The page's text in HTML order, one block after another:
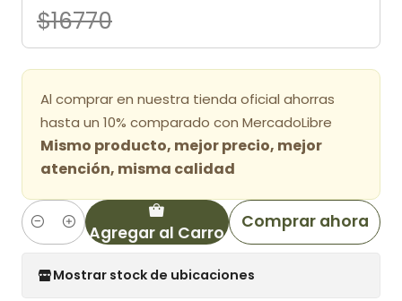
$16770
Al comprar en nuestra tienda oficial ahorras
hasta un 10% comparado con MercadoLibre
Mismo producto, mejor precio, mejor
atención, misma calidad
Cantidad Agregar al Carro
Comprar ahora
Mostrar stock de ubicaciones